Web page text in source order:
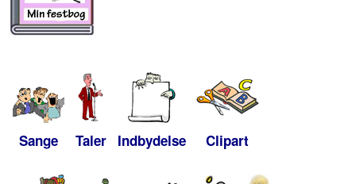
Sange Taler Indbydelse Clipart